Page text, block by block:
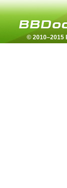
© 2010–2015